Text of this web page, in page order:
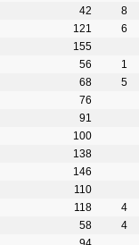
42
8
121
6
155
56
1
68
5
76
91
100
138
146
110
118
4
58
4